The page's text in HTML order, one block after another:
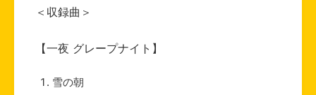
＜収録曲＞
【一夜 グレープナイト】
雪の朝